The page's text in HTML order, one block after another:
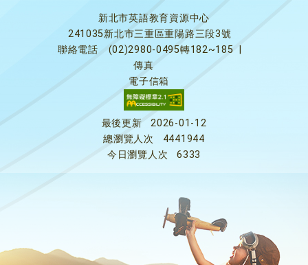
新北市英語教育資源中心
241035新北市三重區重陽路三段3號
聯絡電話
(02)2980-0495轉182~185
傳真
電子信箱
最後更新
2026-01-12
總瀏覽人次
4441944
今日瀏覽人次
6333